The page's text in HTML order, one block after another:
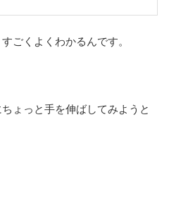
ごくよくわかるんです。
ょっと手を伸ばしてみようと